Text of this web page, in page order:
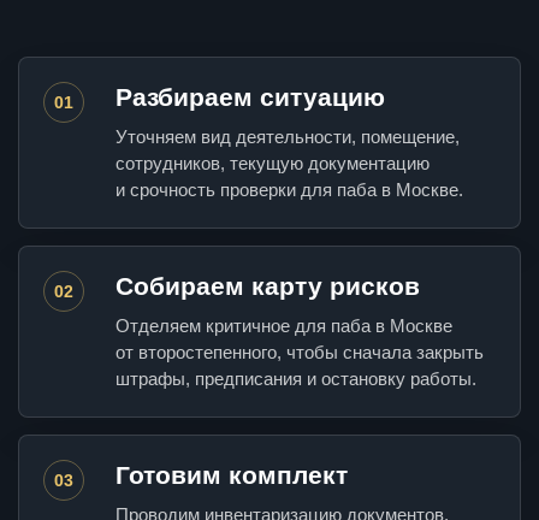
01 Разбираем ситуацию
Уточняем вид деятельности, помещение,
сотрудников, текущую документацию
и срочность проверки для паба в Москве.
02 Собираем карту рисков
Отделяем критичное для паба в Москве
от второстепенного, чтобы сначала закрыть
штрафы, предписания и остановку работы.
03 Готовим комплект
Проводим инвентаризацию документов,